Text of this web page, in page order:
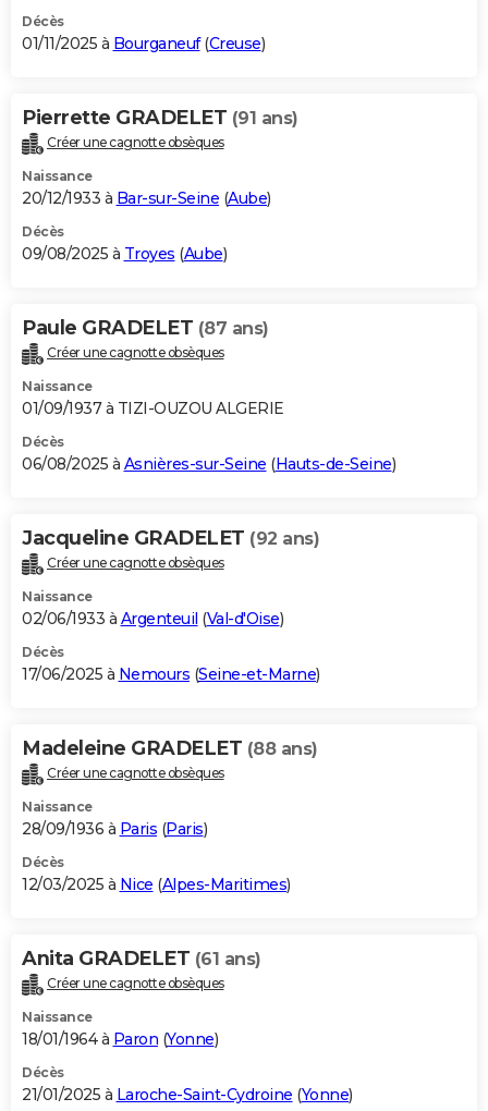
Décès
01/11/2025 à Bourganeuf(Creuse)
Pierrette GRADELET (91 ans)
Créer une cagnotte obsèques
Naissance
20/12/1933 à Bar-sur-Seine (Aube)
Décès
09/08/2025 à Troyes (Aube)
Paule GRADELET (87 ans)
Créer une cagnotte obsèques
Naissance
01/09/1937 à TIZI-OUZOU ALGERIE
Décès
06/08/2025 à Asnières-sur-Seine (Hauts-de-Seine)
Jacqueline GRADELET (92 ans)
Créer une cagnotte obsèques
Naissance
02/06/1933 à Argenteuil (Val-d'Oise)
Décès
17/06/2025 à Nemours (Seine-et-Marne)
Madeleine GRADELET (88 ans)
Créer une cagnotte obsèques
Naissance
28/09/1936 à Paris (Paris)
Décès
12/03/2025 à Nice (Alpes-Maritimes)
Anita GRADELET (61 ans)
Créer une cagnotte obsèques
Naissance
18/01/1964 à Paron (Yonne)
Décès
21/01/2025 à Laroche-Saint-Cydroine (Yonne)